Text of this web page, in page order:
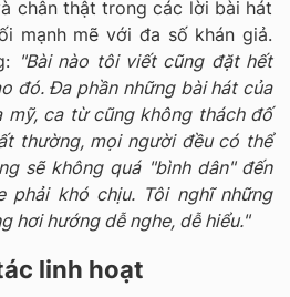
chân thật trong các lời bài hát
mạnh mẽ với đa số khán giả.
"Bài nào tôi viết cũng đặt hết
đó. Đa phần những bài hát của
mỹ, ca từ cũng không thách đố
thường, mọi người đều có thể
sẽ không quá "bình dân" đến
phải khó chịu. Tôi nghĩ những
hơi hướng dễ nghe, dễ hiểu."
linh hoạt